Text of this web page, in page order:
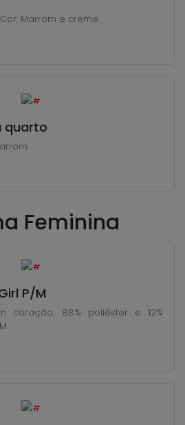
Cor: Marrom e creme.
quarto
Feminina
P/M
coração. 88% poliéster e 12%